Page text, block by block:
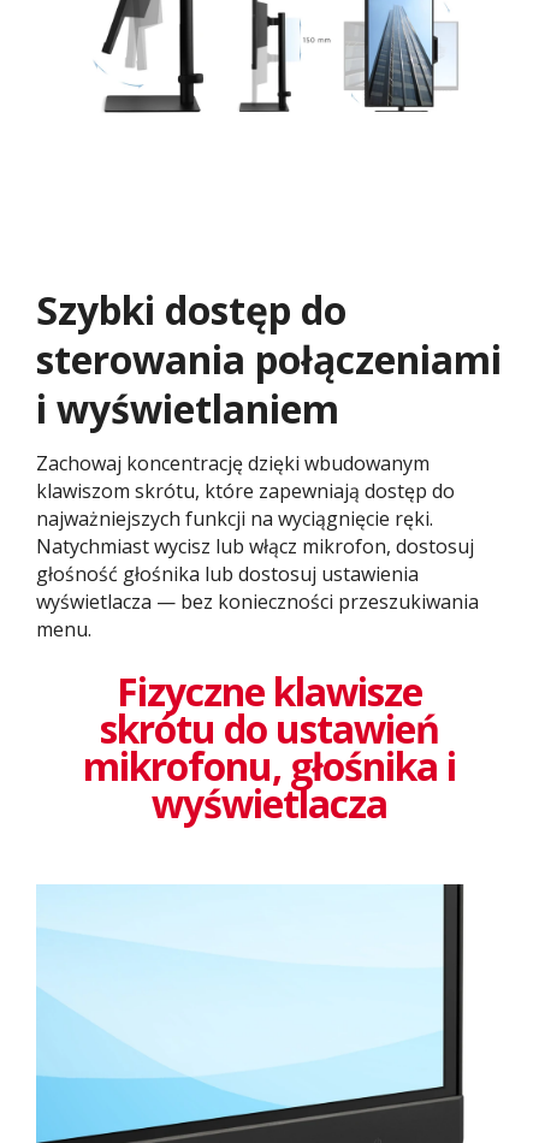
Szybki dostęp do
sterowania połączeniami
i wyświetlaniem​
Zachowaj koncentrację dzięki wbudowanym
klawiszom skrótu, które zapewniają dostęp do
najważniejszych funkcji na wyciągnięcie ręki.
Natychmiast wycisz lub włącz mikrofon, dostosuj
głośność głośnika lub dostosuj ustawienia
wyświetlacza — bez konieczności przeszukiwania
menu.
Fizyczne klawisze
skrótu do ustawień
mikrofonu, głośnika i
wyświetlacza